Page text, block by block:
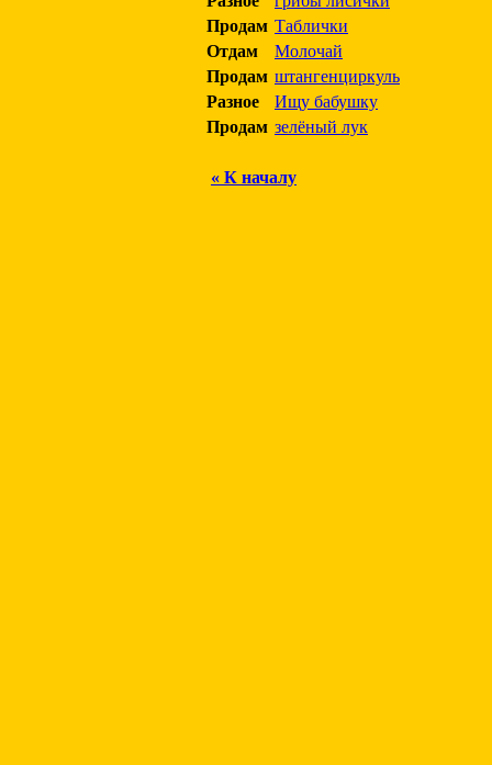
Продам Таблички
Отдам
Молочай
Продам штангенциркуль
Разное
Ищу бабушку
Продам зелёный лук
« К началу